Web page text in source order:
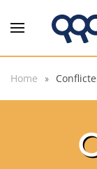
Overslaan
Home